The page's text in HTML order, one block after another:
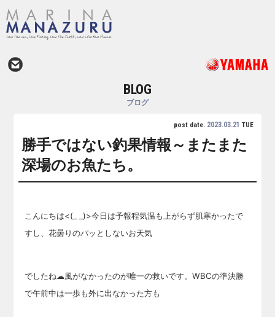
BLOG
ブログ
post date. 2023.03.21 TUE
勝手ではない釣果情報～またまた
深場のお魚たち。
こんにちは<(_ _)>今日は予報程気温も上がらず肌寒かったで
すし、花曇りのパッとしないお天気
でしたね☁風がなかったのが唯一の救いです。WBCの準決勝
で午前中は一歩も外に出なかった方も